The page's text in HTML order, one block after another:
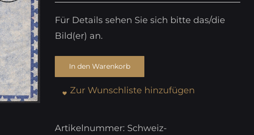
Für Details sehen Sie sich bitte das/die
Bild(er) an.
In den Warenkorb
Zur Wunschliste hinzufügen
Artikelnummer: Schweiz-